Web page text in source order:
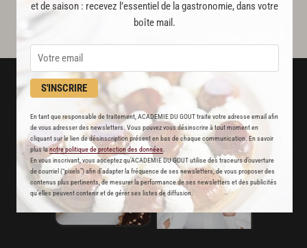
et de saison : recevez l’essentiel de la gastronomie, dans votre
boîte mail.
S'INSCRIRE
En tant que responsable de traitement, ACADEMIE DU GOUT traite votre adresse email afin
de vous adresser des newsletters. Vous pouvez vous désinscrire à tout moment en
cliquant sur le lien de désinscription présent en bas de chaque communication. En savoir
plus lanotre politique de protection des données
En vous inscrivant, vous acceptez qu'ACADEMIE DU GOUT utilise des traceurs d’ouverture
de courriel (“pixels”) afin d’adapter la fréquence de ses newsletters, de vous proposer des
contenus plus pertinents, de mesurer la performance de ses newsletters et des publicités
qu’elles peuvent contenir et de gérer ses listes de diffusion.